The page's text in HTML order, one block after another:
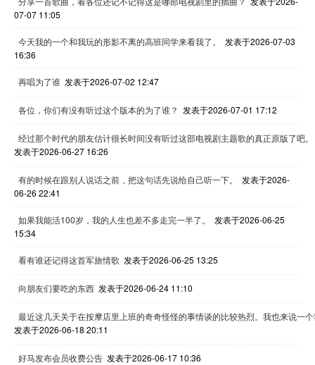
07-07 11:05
今天我的一个和我玩的形影不离的高班同学来看我了。
发表于2026-07-03
16:36
再唱为了谁 发表于2026-07-02 12:47
各位，你们有没有听过这个版本的为了谁？ 发表于2026-07-01 17:12
经过那个时代的朋友估计很长时间没有听过这部电视剧主题歌的真正原版了吧。
发表于2026-06-27 16:26
有的时候在跟别人说话之前，把这句话先说给自己听一下。
发表于2026-
06-26 22:41
如果我能活100岁，我的人生也差不多走完一半了。
发表于2026-06-25
15:34
看有谁还记得这首军旅情歌 发表于2026-06-25 13:25
向朋友们要吃的东西 发表于2026-06-24 11:10
最近这几天关于在按摩店里上班的奇奇怪怪的事情谈的比较热烈。我也来说一
发表于2026-06-18 20:11
好马发布会员收费公告 发表于2026-06-17 10:36